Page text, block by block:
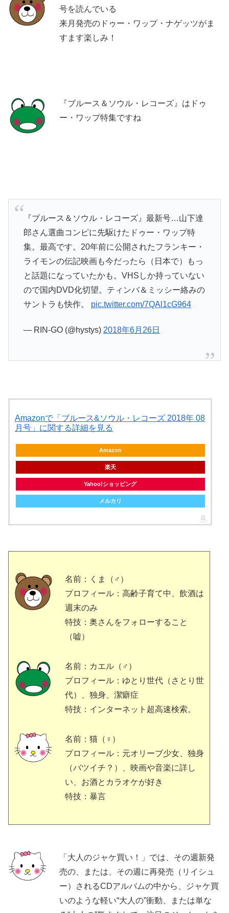
号を読んでいる
来月発売のドゥー・ワップ・ナゲッツがま
すます楽しみ！
『ブルース＆ソウル・レコーズ』はドゥ
ー・ワップ特集ですね
『ブルース＆ソウル・レコーズ』最新号…山下達
郎さん選曲コンピに先駆けたドゥー・ワップ特
集。最高です。20年前に公開されたフランキー・
ライモンの伝記映画も今だったら（日本で）もっ
と話題になっていたかも。VHSしか持っていない
ので国内DVD化切望。ティンバ＆ミッシー絡みの
サントラも快作。 pic.twitter.com/7QAl1cG964
— RIN-GO (@hystys) 2018年6月26日
Amazonで「ブルース&ソウル・レコーズ 2018年 08
月号」に関する詳細を見る
Amazon
楽天
Yahoo!ショッピング
メルカリ
名前：くま（♂）
プロフィール：高齢子育て中、飲酒は
週末のみ
特技：奥さんをフォローすること
（嘘）
名前：カエル（♂）
プロフィール：ゆとり世代（さとり世
代）、独身、潔癖症
特技：インターネット超高速検索。
名前：猫（♀）
プロフィール：元オリーブ少女、独身
（バツイチ？）、映画や音楽に詳し
い、お酒とカラオケが好き
特技：暴言
「大人のジャケ買い！」では、その週新発
売の、または、その週に再発売（リイシュ
ー）されるCDアルバムの中から、ジャケ買
いのような軽い“大人の”衝動、または単な